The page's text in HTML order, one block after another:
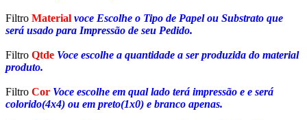
Filtro Material voce Escolhe o Tipo de Papel ou Substrato que
será usado para Impressão de seu Pedido.
Filtro Qtde Voce escolhe a quantidade a ser produzida do material
produto.
Filtro Cor Voce escolhe em qual lado terá impressão e e será
colorido(4x4) ou em preto(1x0) e branco apenas.